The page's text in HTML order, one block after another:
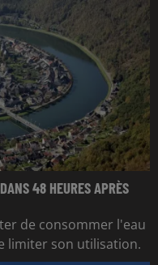
48 HEURES APRÈS
de consommer l'eau
limiter son utilisation.